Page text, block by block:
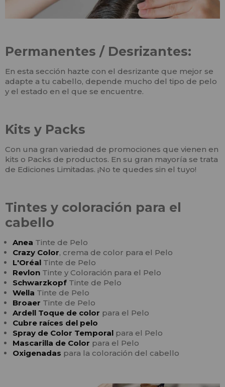
Permanentes / Desrizantes:
En esta sección hazte con el desrizante que mejor se
adapte a tu cabello, depende mucho del tipo de pelo
y el estado en el que se encuentre.
Kits y Packs
Con una gran variedad de promociones que vienen en
kits o Packs de productos. En su gran mayoría se trata
de Ediciones Limitadas. ¡No te quedes sin el tuyo!
Tintes y coloración para el
cabello
Anea Tinte de Pelo
Crazy Color, crema de color para el Pelo
L'Oréal Tinte de Pelo
Revlon Tinte y Coloración para el Pelo
Schwarzkopf Tinte de Pelo
Wella Tinte de Pelo
Broaer Tinte de Pelo
Ardell Toque de color para el Pelo
Cubre raíces del pelo
Spray de Color Temporal para el Pelo
Mascarilla de Color para el Pelo
Oxigenadas para la coloración del cabello